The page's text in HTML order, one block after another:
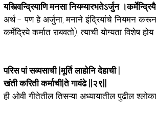
यस्त्विन्द्रियाणि मनसा नियम्यारभतेऽर्जुन
अर्थ - पण हे अर्जुना, मनाने इंद्रियांचे नियमन
कर्मेंद्रिये कर्मात राबवतो), त्याची योग्यता विशेष होय.
परिस पां सव्यसाची |मूर्ति लाहोनि देहाची |
खंती करिती कर्माची|ते गावंढे ||२९||
ही ओवी गीतेतील तिसऱ्या अध्यायातील पुढील